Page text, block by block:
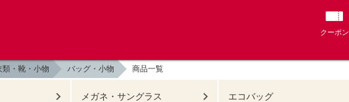
クーポン
類・靴・小物 バッグ・小物 商品一覧
メガネ・サングラス エコバッグ